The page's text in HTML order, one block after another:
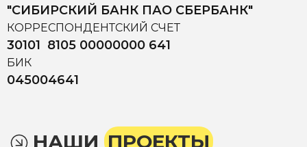
"СИБИРСКИЙ БАНК ПАО СБЕРБАНК"
КОРРЕСПОНДЕНТСКИЙ СЧЕТ
30101 8105 00000000 641
БИК
045004641
НАШИ ПРОЕКТЫ